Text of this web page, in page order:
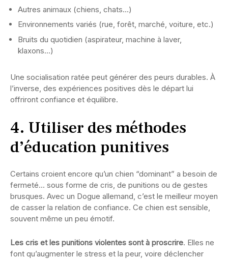
Autres animaux (chiens, chats…)
Environnements variés (rue, forêt, marché, voiture, etc.)
Bruits du quotidien (aspirateur, machine à laver,
klaxons…)
Une socialisation ratée peut générer des peurs durables. À
l’inverse, des expériences positives dès le départ lui
offriront confiance et équilibre.
4. Utiliser des méthodes
d’éducation punitives
Certains croient encore qu’un chien “dominant” a besoin de
fermeté… sous forme de cris, de punitions ou de gestes
brusques. Avec un Dogue allemand, c’est le meilleur moyen
de casser la relation de confiance. Ce chien est sensible,
souvent même un peu émotif.
Les cris et les punitions violentes sont à proscrire. Elles ne
font qu’augmenter le stress et la peur, voire déclencher